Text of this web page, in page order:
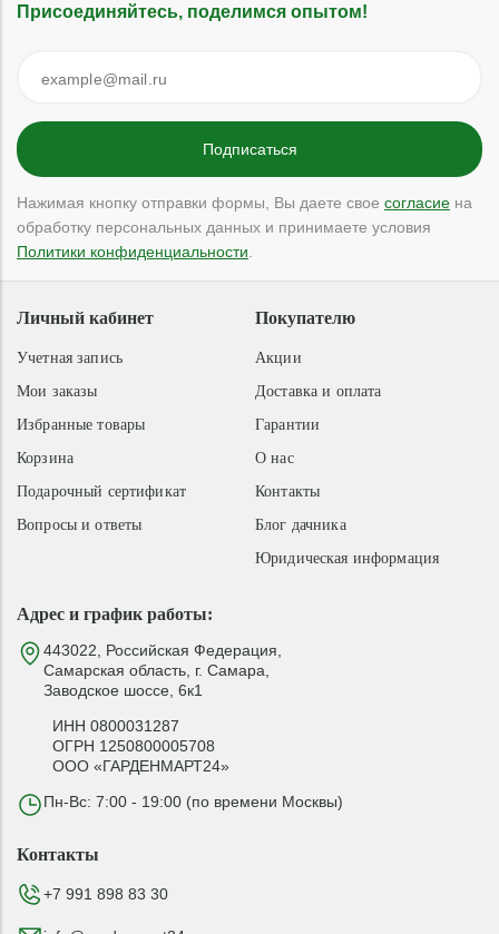
Присоединяйтесь, поделимся опытом!
Нажимая кнопку отправки формы, Вы даете свое согласие на
обработку персональных данных и принимаете условия
Политики конфиденциальности
Адрес и график работы:
443022, Российская Федерация,
Самарская область, г. Самара,
Заводское шоссе, 6к1
ИНН 0800031287
ОГРН 1250800005708
ООО «ГАРДЕНМАРТ24»
Пн-Вс: 7:00 - 19:00 (по времени Москвы)
Покупателю
Акции
Доставка и оплата
Гарантии
О нас
Контакты
Блог дачника
Юридическая информация
Личный кабинет
Учетная запись
Мои заказы
Избранные товары
Корзина
Подарочный сертификат
Вопросы и ответы
Контакты
+7 991 898 83 30